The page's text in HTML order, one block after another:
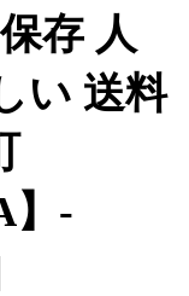
存 人
い 送料
】-